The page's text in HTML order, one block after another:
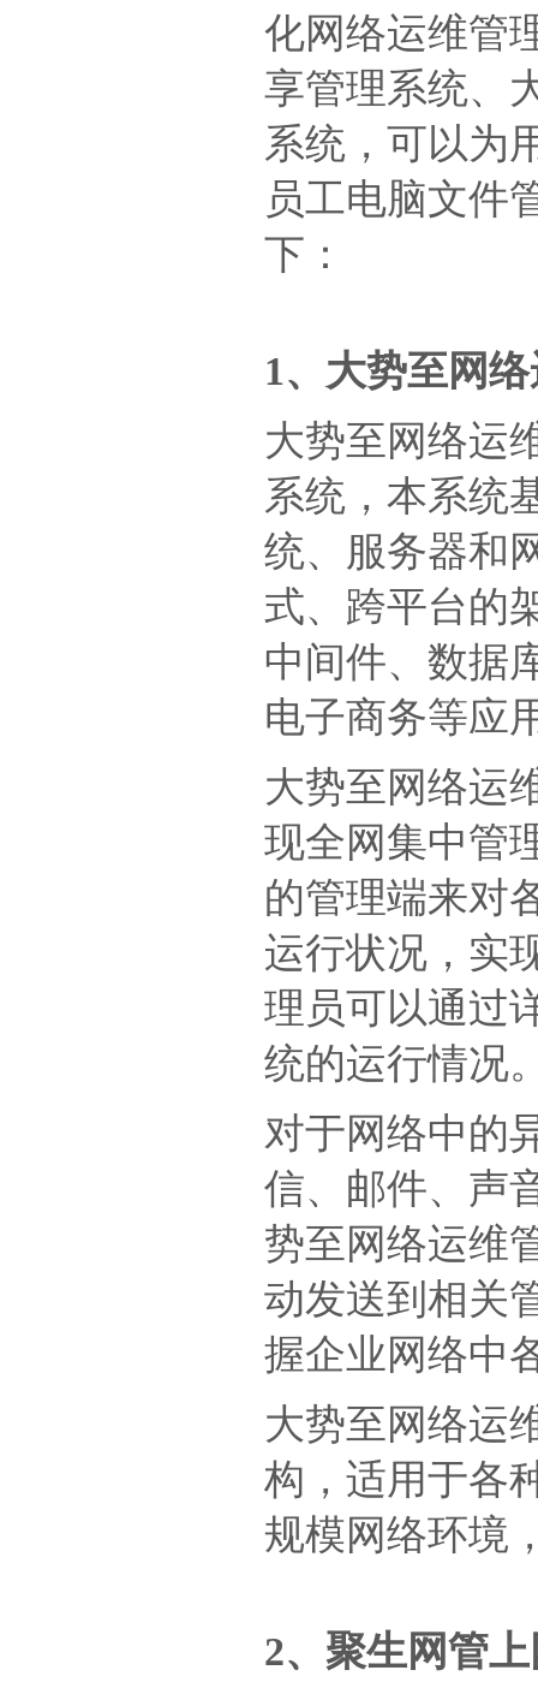
化网络运维管
享管理系统、
系统，可以为
员工电脑文件
下：
1、大势至网
大势至网络运
系统，本系统
统、服务器和
式、跨平台的
中间件、数据
电子商务等应
大势至网络运
现全网集中管
的管理端来对
运行状况，实
理员可以通过
统的运行情况
对于网络中的
信、邮件、声
势至网络运维
动发送到相关
握企业网络中
大势至网络运
构，适用于各
规模网络环境
2、聚生网管